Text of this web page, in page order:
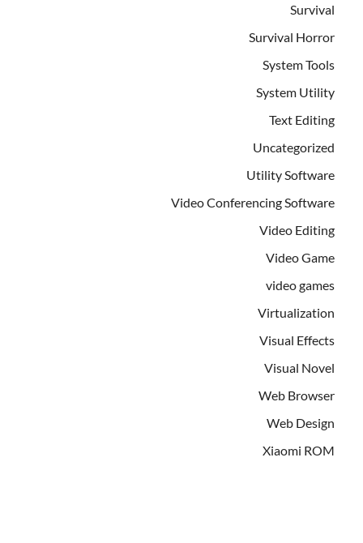
Survival
Survival Horror
System Tools
System Utility
Text Editing
Uncategorized
Utility Software
Video Conferencing Software
Video Editing
Video Game
video games
Virtualization
Visual Effects
Visual Novel
Web Browser
Web Design
Xiaomi ROM